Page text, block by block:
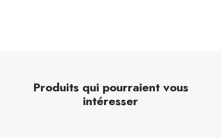
Produits qui pourraient vous
intéresser